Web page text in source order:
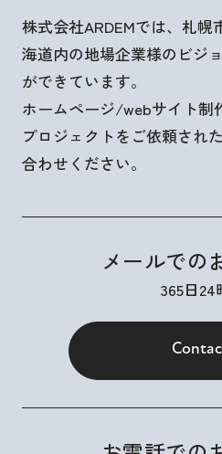
株式会社ARDEMでは、札
海道内の地場企業様のビジ
ができています。
ホームページ/webサイト制
プロジェクトをご依頼され
合わせください。
メールでの
365日